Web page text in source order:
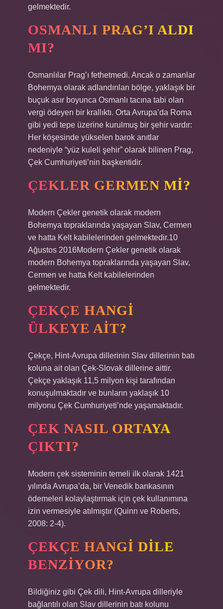
gelmektedir.
OSMANLI PRAG’I ALDI
MI?
Osmanlılar Prag’ı fethetmedi. Ancak o zamanlar
Bohemya olarak adlandırılan bölge, yaklaşık bir
buçuk asır boyunca Osmanlı tacına tabi olan
vergi ödeyen bir krallıktı. Orta Avrupa’da Roma
gibi yedi tepe üzerine kurulmuş bir şehir vardır:
Her köşesinde yükselen barok anıtlar
nedeniyle “yüz kuleli şehir” olarak bilinen Prag,
Çek Cumhuriyeti’nin başkentidir.
ÇEKLER GERMEN MI?
Modern Çekler genetik olarak modern
Bohemya topraklarında yaşayan Slav, Cermen
ve hatta Kelt kabilelerinden gelmektedir.10
Ağustos 2016Modern Çekler genetik olarak
modern Bohemya topraklarında yaşayan Slav,
Cermen ve hatta Kelt kabilelerinden
gelmektedir.
ÇEKÇE HANGI
ÜLKEYE AIT?
Çekçe, Hint-Avrupa dillerinin Slav dillerinin batı
koluna ait olan Çek-Slovak dillerine aittir.
Çekçe yaklaşık 11,5 milyon kişi tarafından
konuşulmaktadır ve bunların yaklaşık 10
milyonu Çek Cumhuriyeti’nde yaşamaktadır.
ÇEK NASIL ORTAYA
ÇIKTI?
Modern çek sisteminin temeli ilk olarak 1421
yılında Avrupa’da, bir Venedik bankasının
ödemeleri kolaylaştırmak için çek kullanımına
izin vermesiyle atılmıştır (Quinn ve Roberts,
2008: 2-4).
ÇEKÇE HANGI DILE
BENZIYOR?
Bildiğiniz gibi Çek dili, Hint-Avrupa dilleriyle
bağlantılı olan Slav dillerinin batı kolunu